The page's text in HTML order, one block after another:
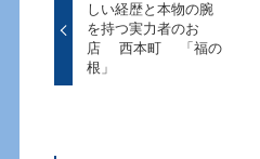
しい経歴と本物の腕
を持つ実力者のお
店 西本町 「福の
根」